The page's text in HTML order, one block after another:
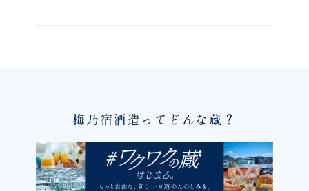
梅乃宿酒造ってどんな蔵？